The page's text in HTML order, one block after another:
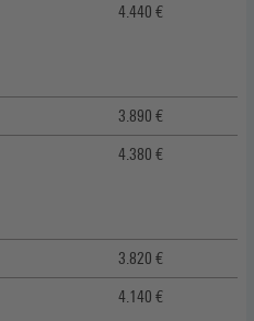
4.440 €
3.890 €
4.380 €
3.820 €
4.140 €